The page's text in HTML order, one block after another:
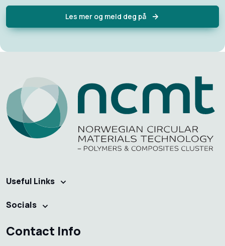
Les mer og meld deg på
Useful Links
Socials
Contact Info